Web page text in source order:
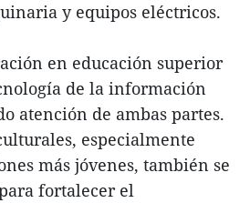
y equipos eléctricos.
en educación superior
de la información
atención de ambas partes.
especialmente
más jóvenes, también se
fortalecer el